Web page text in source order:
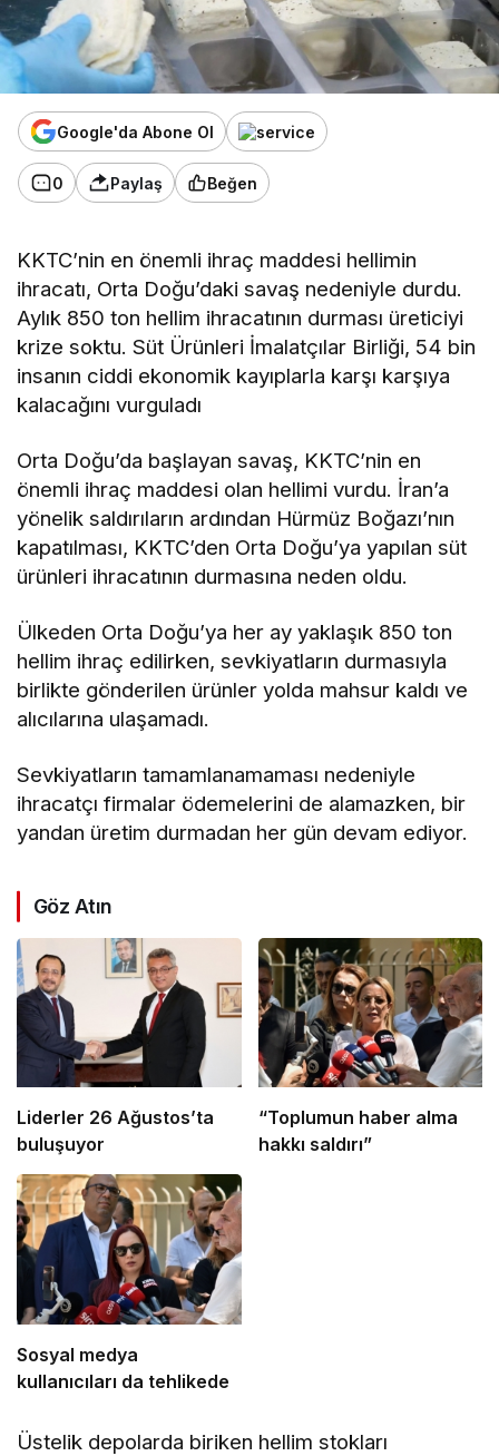
Google'da Abone Ol
0 Paylaş Beğen
KKTC’nin en önemli ihraç maddesi hellimin
ihracatı, Orta Doğu’daki savaş nedeniyle durdu.
Aylık 850 ton hellim ihracatının durması üreticiyi
krize soktu. Süt Ürünleri İmalatçılar Birliği, 54 bin
insanın ciddi ekonomik kayıplarla karşı karşıya
kalacağını vurguladı
Orta Doğu’da başlayan savaş, KKTC’nin en
önemli ihraç maddesi olan hellimi vurdu. İran’a
yönelik saldırıların ardından Hürmüz Boğazı’nın
kapatılması, KKTC’den Orta Doğu’ya yapılan süt
ürünleri ihracatının durmasına neden oldu.
Ülkeden Orta Doğu’ya her ay yaklaşık 850 ton
hellim ihraç edilirken, sevkiyatların durmasıyla
birlikte gönderilen ürünler yolda mahsur kaldı ve
alıcılarına ulaşamadı.
Sevkiyatların tamamlanamaması nedeniyle
ihracatçı firmalar ödemelerini de alamazken, bir
yandan üretim durmadan her gün devam ediyor.
Göz Atın
Liderler 26 Ağustos’ta
buluşuyor
“Toplumun haber alma
hakkı saldırı”
Sosyal medya
kullanıcıları da tehlikede
Üstelik depolarda biriken hellim stokları